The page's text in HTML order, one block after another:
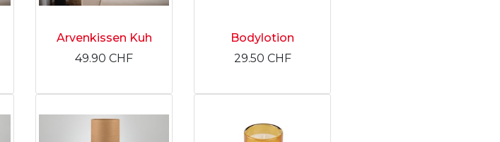
Arvenkissen Kuh
49.90 CHF
Bodylotion
29.50 CHF